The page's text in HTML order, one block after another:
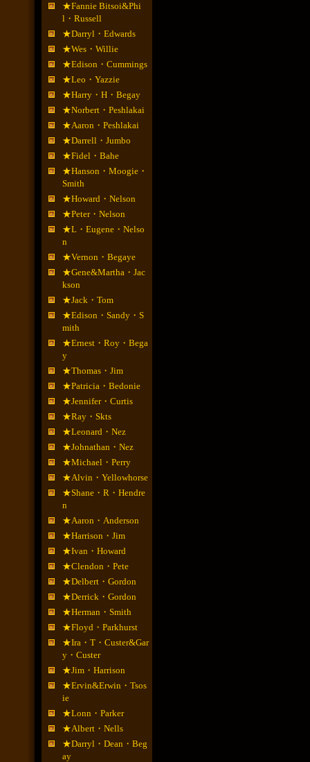
★Fannie Bitsoi&Phi
l・Russell
★Darryl・Edwards
★Wes・Willie
★Edison・Cummings
★Leo・Yazzie
★Harry・H・Begay
★Norbert・Peshlakai
★Aaron・Peshlakai
★Darrell・Jumbo
★Fidel・Bahe
★Hanson・Moogie・
Smith
★Howard・Nelson
★Peter・Nelson
★L・Eugene・Nelso
n
★Vernon・Begaye
★Gene&Martha・Jac
kson
★Jack・Tom
★Edison・Sandy・S
mith
★Ernest・Roy・Bega
y
★Thomas・Jim
★Patricia・Bedonie
★Jennifer・Curtis
★Ray・Skts
★Leonard・Nez
★Johnathan・Nez
★Michael・Perry
★Alvin・Yellowhorse
★Shane・R・Hendre
n
★Aaron・Anderson
★Harrison・Jim
★Ivan・Howard
★Clendon・Pete
★Delbert・Gordon
★Derrick・Gordon
★Herman・Smith
★Floyd・Parkhurst
★Ira・T・Custer&Gar
y・Custer
★Jim・Harrison
★Ervin&Erwin・Tsos
ie
★Lonn・Parker
★Albert・Nells
★Darryl・Dean・Beg
ay